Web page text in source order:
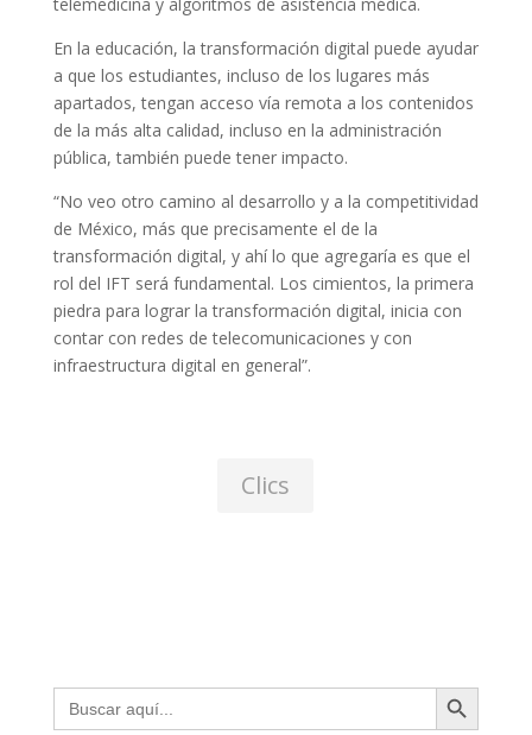
En la educación, la transformación digital puede ayudar
a que los estudiantes, incluso de los lugares más
apartados, tengan acceso vía remota a los contenidos
de la más alta calidad, incluso en la administración
pública, también puede tener impacto.
“No veo otro camino al desarrollo y a la competitividad
de México, más que precisamente el de la
transformación digital, y ahí lo que agregaría es que el
rol del IFT será fundamental. Los cimientos, la primera
piedra para lograr la transformación digital, inicia con
contar con redes de telecomunicaciones y con
infraestructura digital en general”.
Clics
Buscar: Botón de búsqueda